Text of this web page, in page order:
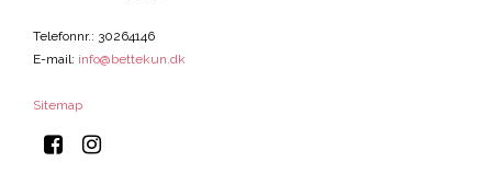
Telefonnr.: 30264146
E-mail: info@bettekun.dk
Sitemap